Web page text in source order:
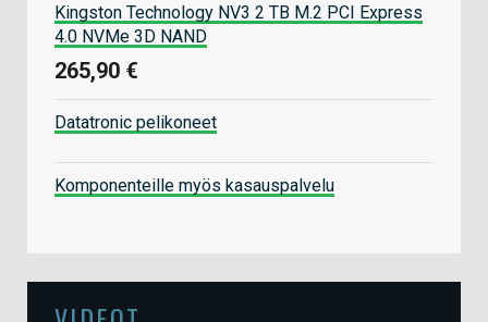
Kingston Technology NV3 2 TB M.2 PCI Express
4.0 NVMe 3D NAND
265,90 €
Datatronic pelikoneet
Komponenteille myös kasauspalvelu